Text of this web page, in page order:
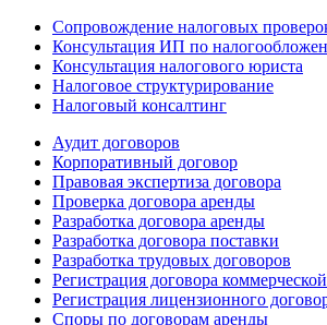
Сопровождение налоговых
Консультация ИП по
Консультация налогового юриста
Налоговое структурирование
Налоговый консалтинг
Аудит договоров
Корпоративный договор
Правовая экспертиза договора
Проверка договора аренды
Разработка договора аренды
Разработка договора поставки
Разработка трудовых договоров
Регистрация договора
Регистрация лицензионного
Споры по договорам аренды